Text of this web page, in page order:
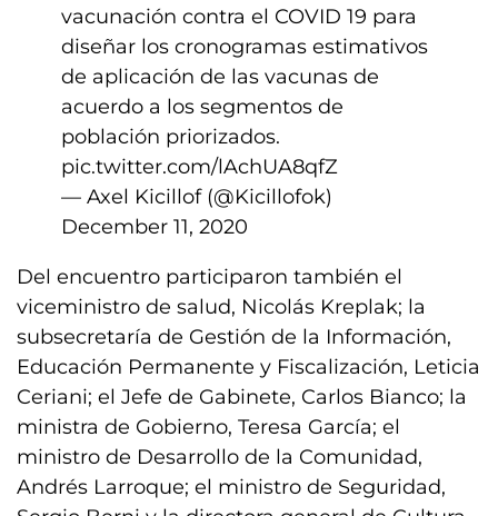
vacunación contra el COVID 19 para
diseñar los cronogramas estimativos
de aplicación de las vacunas de
acuerdo a los segmentos de
población priorizados.
pic.twitter.com/lAchUA8qfZ
— Axel Kicillof (@Kicillofok)
December 11, 2020
Del encuentro participaron también el
viceministro de salud, Nicolás Kreplak; la
subsecretaría de Gestión de la Información,
Educación Permanente y Fiscalización, Leticia
Ceriani; el Jefe de Gabinete, Carlos Bianco; la
ministra de Gobierno, Teresa García; el
ministro de Desarrollo de la Comunidad,
Andrés Larroque; el ministro de Seguridad,